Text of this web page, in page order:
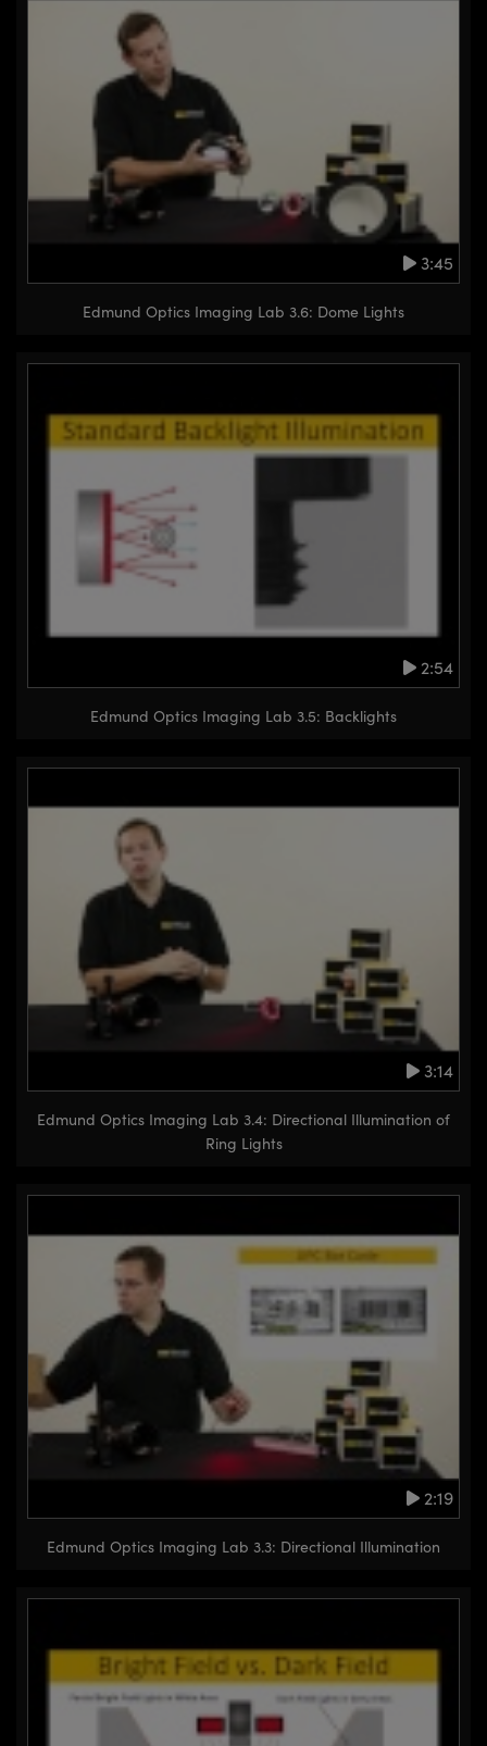
finishes. You can click on any of
the suggested videos on the page
to take you to another
illumination or imaging topic.
3:45
Edmund Optics Imaging Lab 3.6: Dome Lights
2:54
Edmund Optics Imaging Lab 3.5: Backlights
3:14
Edmund Optics Imaging Lab 3.4: Directional Illumination of
Ring Lights
2:19
Edmund Optics Imaging Lab 3.3: Directional Illumination